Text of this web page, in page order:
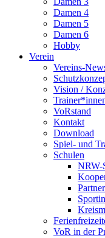
Damen 4
Damen 5
Damen 6
Hobby
Verein
Vereins-
Vision /
VoRstand
Kontakt
Download
Spiel- und
Schulen
NRW-
VoR in der